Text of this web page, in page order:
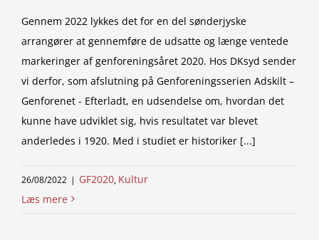
Gennem 2022 lykkes det for en del sønderjyske
arrangører at gennemføre de udsatte og længe ventede
markeringer af genforeningsåret 2020. Hos DKsyd sender
vi derfor, som afslutning på Genforeningsserien Adskilt –
Genforenet - Efterladt, en udsendelse om, hvordan det
kunne have udviklet sig, hvis resultatet var blevet
anderledes i 1920. Med i studiet er historiker [...]
26/08/2022 | GF2020, Kultur
Læs mere